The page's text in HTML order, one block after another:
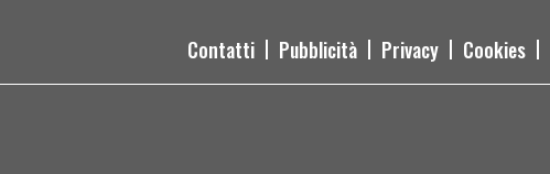
Contatti Pubblicità Privacy Cookies